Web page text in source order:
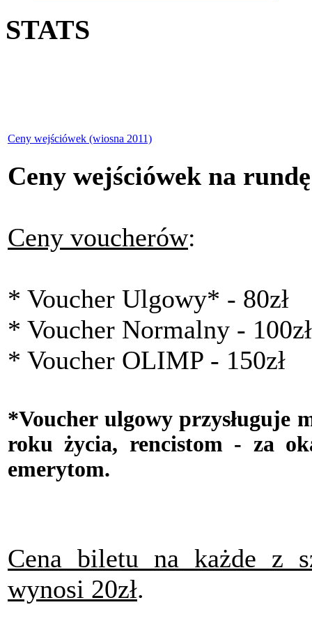
STATS
Ceny wejściówek (wiosna 2011)
Ceny wejściówek na
Ceny voucherów:
* Voucher Ulgowy* - 80zł
* Voucher Normalny - 100zł
* Voucher OLIMP - 150zł
*Voucher ulgowy przysługuje
roku życia, rencistom - za
emerytom.
Cena biletu na każde z
wynosi 20zł.